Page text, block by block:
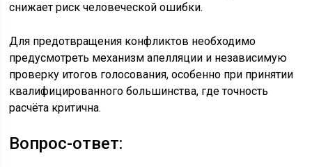
снижает риск человеческой ошибки.
Для предотвращения конфликтов необходимо
предусмотреть механизм апелляции и независимую
проверку итогов голосования, особенно при принятии
квалифицированного большинства, где точность
расчёта критична.
Вопрос-ответ: